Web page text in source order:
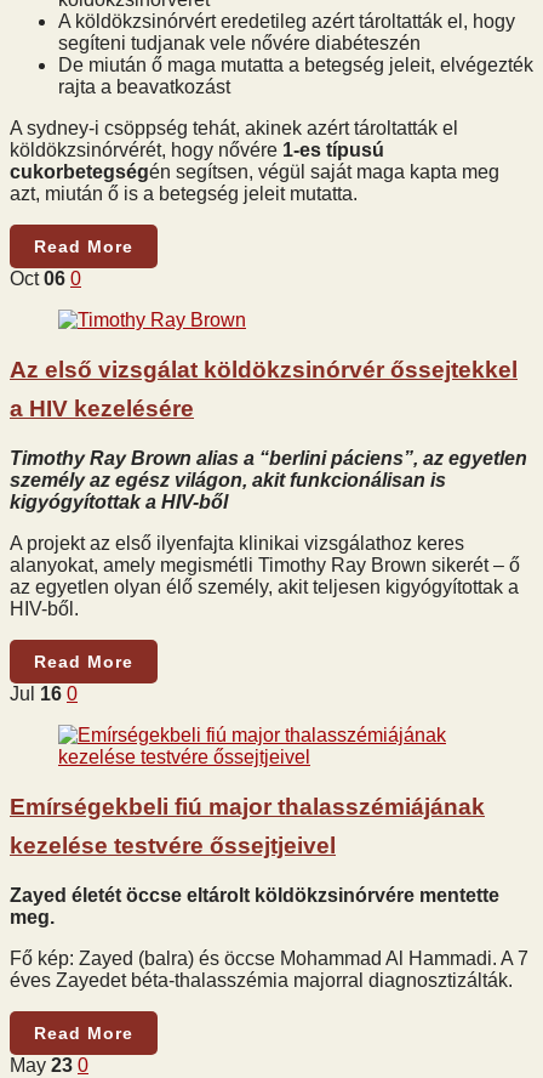
A köldökzsinórvért eredetileg azért tároltatták el, hogy
segíteni tudjanak vele nővére diabéteszén
De miután ő maga mutatta a betegség jeleit, elvégezték
rajta a beavatkozást
A sydney-i csöppség tehát, akinek azért tároltatták el
köldökzsinórvérét, hogy nővére 1-es típusú
cukorbetegségén segítsen, végül saját maga kapta meg
azt, miután ő is a betegség jeleit mutatta.
Read More
Oct06 0
Az első vizsgálat köldökzsinórvér őssejtekkel
a HIV kezelésére
Timothy Ray Brown alias a “berlini páciens”, az egyetlen
személy az egész világon, akit funkcionálisan is
kigyógyítottak a HIV-ből
A projekt az első ilyenfajta klinikai vizsgálathoz keres
alanyokat, amely megismétli Timothy Ray Brown sikerét – ő
az egyetlen olyan élő személy, akit teljesen kigyógyítottak a
HIV-ből.
Read More
Jul 16 0
Emírségekbeli fiú major thalasszémiájának
kezelése testvére őssejtjeivel
Zayed életét öccse eltárolt köldökzsinórvére mentette
meg.
Fő kép: Zayed (balra) és öccse Mohammad Al Hammadi. A 7
éves Zayedet béta-thalasszémia majorral diagnosztizálták.
Read More
May 23 0